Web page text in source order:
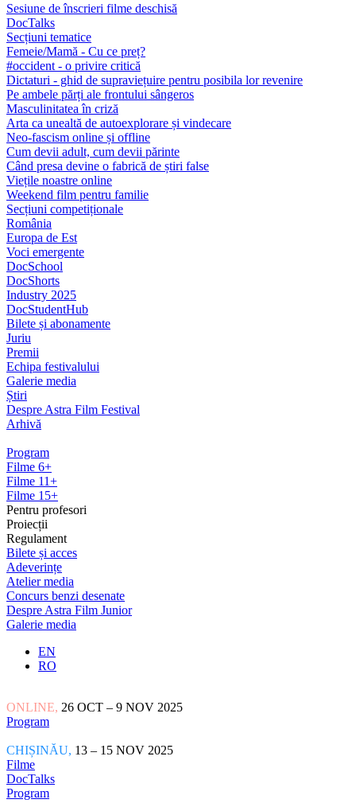
Sesiune de înscrieri filme deschisă
DocTalks
Secțiuni tematice
Femeie/Mamă - Cu ce preț?
#occident - o privire critică
Dictaturi - ghid de supraviețuire pentru posibila lor revenire
Pe ambele părți ale frontului sângeros
Masculinitatea în criză
Arta ca unealtă de autoexplorare și vindecare
Neo-fascism online și offline
Cum devii adult, cum devii părinte
Când presa devine o fabrică de știri false
Viețile noastre online
Weekend film pentru familie
Secțiuni competiționale
România
Europa de Est
Voci emergente
DocSchool
DocShorts
Industry 2025
DocStudentHub
Bilete și abonamente
Juriu
Premii
Echipa festivalului
Galerie media
Știri
Despre Astra Film Festival
Arhivă
Program
Filme 6+
Filme 11+
Filme 15+
Pentru profesori
Proiecții
Regulament
Bilete și acces
Adeverințe
Atelier media
Concurs benzi desenate
Despre Astra Film Junior
Galerie media
EN
RO
ONLINE, 26 OCT – 9 NOV 2025
Program
CHIȘINĂU, 13 – 15 NOV 2025
Filme
DocTalks
Program